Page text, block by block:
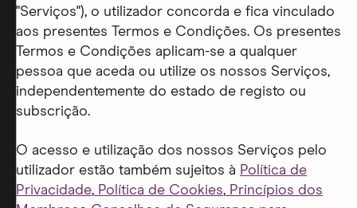
"Serviços"), o utilizador concorda e fica vinculado
aos presentes Termos e Condições. Os presentes
Termos e Condições aplicam-se a qualquer
pessoa que aceda ou utilize os nossos Serviços,
independentemente do estado de registo ou
subscrição.
O acesso e utilização dos nossos Serviços pelo
utilizador estão também sujeitos à Política de
Privacidade, Política de Cookies, Princípios dos